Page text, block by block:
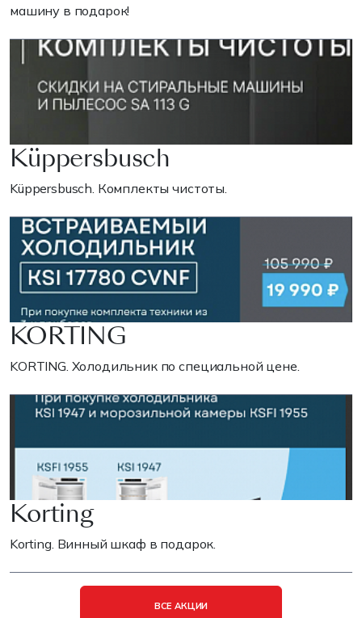
машину в подарок!
Küppersbusch
Küppersbusch. Комплекты чистоты.
KORTING
KORTING. Холодильник по специальной цене.
Korting
Korting. Винный шкаф в подарок.
ВСЕ АКЦИИ